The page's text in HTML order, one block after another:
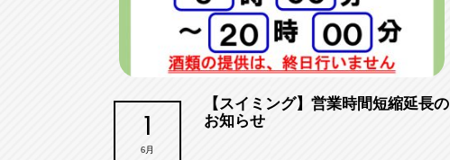
1
6月
【スイミング】営業時間短縮延長の
お知らせ